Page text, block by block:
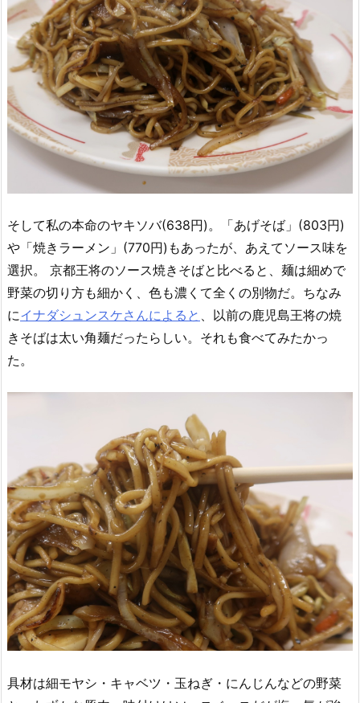
そして私の本命のヤキソバ(638円)。「あげそば」(803円)
や「焼きラーメン」(770円)もあったが、あえてソース味を
選択。 京都王将のソース焼きそばと比べると、麺は細めで
野菜の切り方も細かく、色も濃くて全くの別物だ。ちなみ
にイナダシュンスケさんによると 、以前の鹿児島王将の焼
きそばは太い角麺だったらしい。それも食べてみたかっ
た。
具材は細モヤシ・キャベツ・玉ねぎ・にんじんなどの野菜